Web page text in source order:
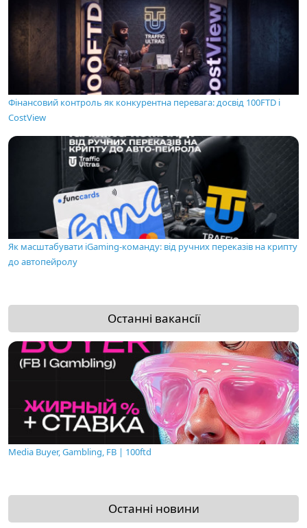
Фінансовий контроль як конкурентна перевага: досвід 100FTD і
CostView
Як масштабувати iGaming-команду: від ручних переказів на крипту
до автопейролу
Останні вакансії
Media Buyer, Gambling, FB | 100ftd
Останні новини